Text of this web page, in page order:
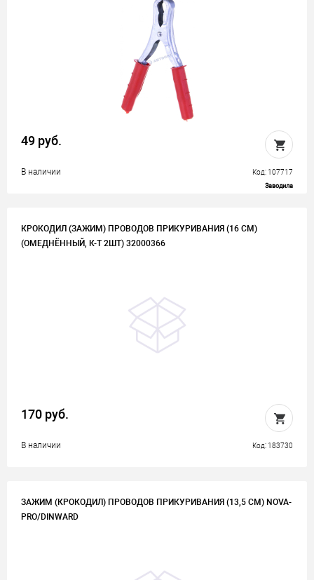
49 руб.
В наличии Код: 107717
Заводила
КРОКОДИЛ (ЗАЖИМ) ПРОВОДОВ ПРИКУРИВАНИЯ (16 СМ)
(ОМЕДНЁННЫЙ, К-Т 2ШТ) 32000366
170 руб.
В наличии Код: 183730
ЗАЖИМ (КРОКОДИЛ) ПРОВОДОВ ПРИКУРИВАНИЯ (13,5 СМ) NOVA-
PRO/DINWARD